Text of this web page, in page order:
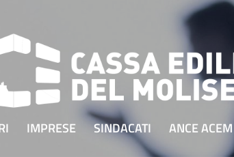
IMPRESE SINDACATI ANCE ACEM